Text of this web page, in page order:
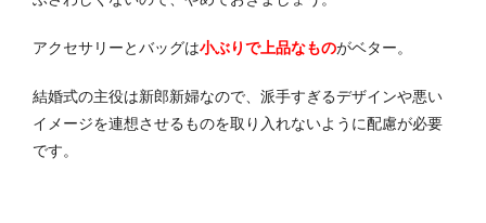
アクセサリーとバッグは小ぶりで上品なものがベター。
結婚式の主役は新郎新婦なので、派手すぎるデザインや悪い
イメージを連想させるものを取り入れないように配慮が必要
です。